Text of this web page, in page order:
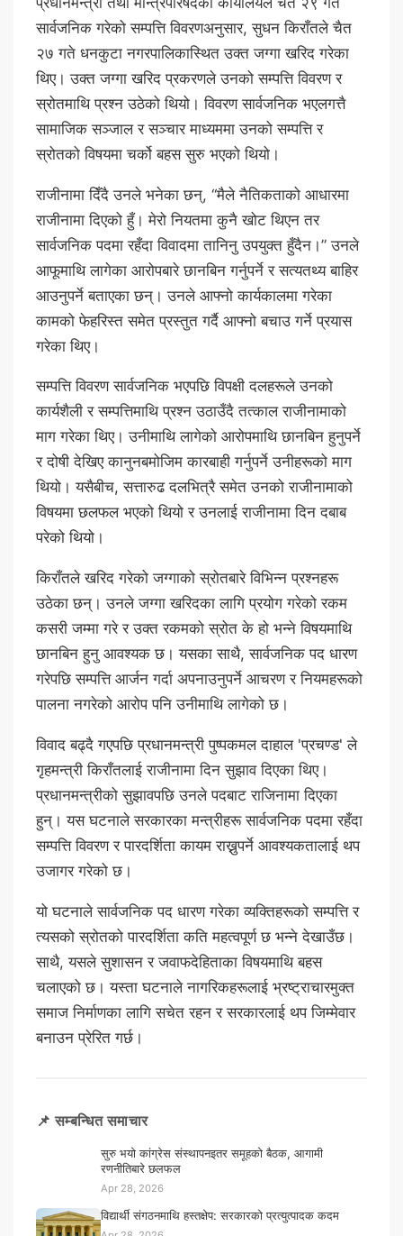
सार्वजनिक गरेको सम्पत्ति विवरणअनुसार, सुधन किराँतले चैत
२७ गते धनकुटा नगरपालिकास्थित उक्त जग्गा खरिद गरेका
थिए। उक्त जग्गा खरिद प्रकरणले उनको सम्पत्ति विवरण र
स्रोतमाथि प्रश्न उठेको थियो। विवरण सार्वजनिक भएलगत्तै
सामाजिक सञ्जाल र सञ्चार माध्यममा उनको सम्पत्ति र
स्रोतको विषयमा चर्को बहस सुरु भएको थियो।
राजीनामा दिँदै उनले भनेका छन्, “मैले नैतिकताको आधारमा
राजीनामा दिएको हुँ। मेरो नियतमा कुनै खोट थिएन तर
सार्वजनिक पदमा रहँदा विवादमा तानिनु उपयुक्त हुँदैन।” उनले
आफूमाथि लागेका आरोपबारे छानबिन गर्नुपर्ने र सत्यतथ्य बाहिर
आउनुपर्ने बताएका छन्। उनले आफ्नो कार्यकालमा गरेका
कामको फेहरिस्त समेत प्रस्तुत गर्दै आफ्नो बचाउ गर्ने प्रयास
गरेका थिए।
सम्पत्ति विवरण सार्वजनिक भएपछि विपक्षी दलहरूले उनको
कार्यशैली र सम्पत्तिमाथि प्रश्न उठाउँदै तत्काल राजीनामाको
माग गरेका थिए। उनीमाथि लागेको आरोपमाथि छानबिन हुनुपर्ने
र दोषी देखिए कानुनबमोजिम कारबाही गर्नुपर्ने उनीहरूको माग
थियो। यसैबीच, सत्तारुढ दलभित्रै समेत उनको राजीनामाको
विषयमा छलफल भएको थियो र उनलाई राजीनामा दिन दबाब
परेको थियो।
किराँतले खरिद गरेको जग्गाको स्रोतबारे विभिन्न प्रश्नहरू
उठेका छन्। उनले जग्गा खरिदका लागि प्रयोग गरेको रकम
कसरी जम्मा गरे र उक्त रकमको स्रोत के हो भन्ने विषयमाथि
छानबिन हुनु आवश्यक छ। यसका साथै, सार्वजनिक पद धारण
गरेपछि सम्पत्ति आर्जन गर्दा अपनाउनुपर्ने आचरण र नियमहरूको
पालना नगरेको आरोप पनि उनीमाथि लागेको छ।
विवाद बढ्दै गएपछि प्रधानमन्त्री पुष्पकमल दाहाल 'प्रचण्ड' ले
गृहमन्त्री किराँतलाई राजीनामा दिन सुझाव दिएका थिए।
प्रधानमन्त्रीको सुझावपछि उनले पदबाट राजिनामा दिएका
हुन्। यस घटनाले सरकारका मन्त्रीहरू सार्वजनिक पदमा रहँदा
सम्पत्ति विवरण र पारदर्शिता कायम राख्नुपर्ने आवश्यकतालाई थप
उजागर गरेको छ।
यो घटनाले सार्वजनिक पद धारण गरेका व्यक्तिहरूको सम्पत्ति र
त्यसको स्रोतको पारदर्शिता कति महत्वपूर्ण छ भन्ने देखाउँछ।
साथै, यसले सुशासन र जवाफदेहिताका विषयमाथि बहस
चलाएको छ। यस्ता घटनाले नागरिकहरूलाई भ्रष्ट्राचारमुक्त
समाज निर्माणका लागि सचेत रहन र सरकारलाई थप जिम्मेवार
बनाउन प्रेरित गर्छ।
📌 सम्बन्धित समाचार
सुरु भयो कांग्रेस संस्थापनइतर समूहको बैठक, आगामी
रणनीतिबारे छलफल
Apr 28, 2026
विद्यार्थी संगठनमाथि हस्तक्षेप: सरकारको प्रत्युत्पादक कदम